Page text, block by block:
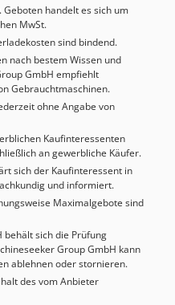
handelt es sich um
MwSt.
sind bindend.
nach bestem Wissen und
GmbH empfiehlt
Gebrauchtmaschinen.
ohne Angabe von
Kaufinteressenten
an gewerbliche Käufer.
sich der Kaufinteressent in
und informiert.
Maximalgebote sind
behält sich die Prüfung
Group GmbH kann
ablehnen oder stornieren.
des vom Anbieter